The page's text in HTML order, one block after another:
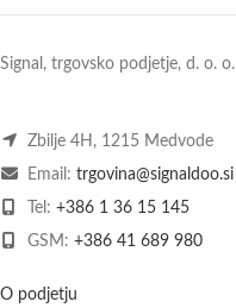
Signal, trgovsko podjetje, d. o. o.
Zbilje 4H, 1215 Medvode
Email: trgovina@signaldoo.si
Tel: +386 1 36 15 145
GSM: +386 41 689 980
O podjetju